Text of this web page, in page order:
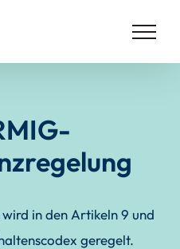
in den Artikeln 9 und
geregelt.